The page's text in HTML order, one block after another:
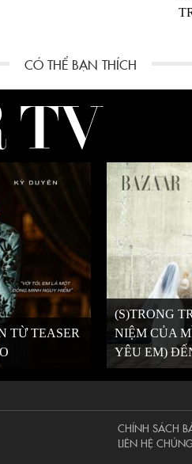
TỪ TEASER
(S)TRONG
NIỆM CỦA
YÊU EM)
CHÍNH SÁCH
LIÊN HỆ